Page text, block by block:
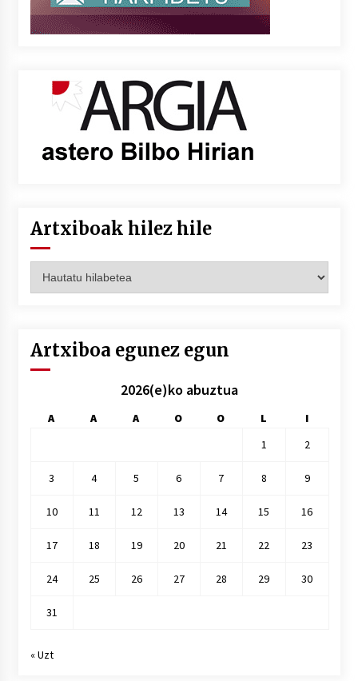
Artxiboak hilez hile
hilez
Artxiboa egunez egun
2026(e)ko abuztua
A A A O O L
I
1
2
3 4 5 6 7 8 9
10 11 12 13 14 15 16
17 18 19 20 21 22 23
24 25 26 27 28 29 30
31
« Uzt